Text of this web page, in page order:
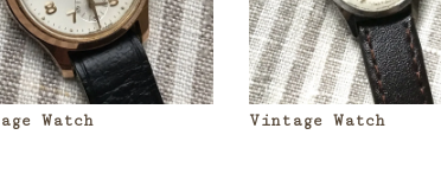
Watch Vintage Watch